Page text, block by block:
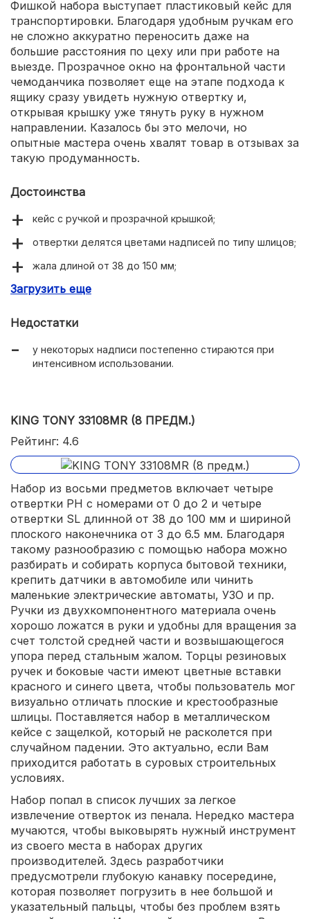
Фишкой набора выступает пластиковый кейс для
транспортировки. Благодаря удобным ручкам его
не сложно аккуратно переносить даже на
большие расстояния по цеху или при работе на
выезде. Прозрачное окно на фронтальной части
чемоданчика позволяет еще на этапе подхода к
ящику сразу увидеть нужную отвертку и,
открывая крышку уже тянуть руку в нужном
направлении. Казалось бы это мелочи, но
опытные мастера очень хвалят товар в отзывах за
такую продуманность.
Достоинства
кейс с ручкой и прозрачной крышкой;
отвертки делятся цветами надписей по типу шлицов;
жала длиной от 38 до 150 мм;
рукоятки удобно лежат в руке.
Загрузить еще
Недостатки
у некоторых надписи постепенно стираются при
интенсивном использовании.
KING TONY 33108MR (8 ПРЕДМ.)
Рейтинг: 4.6
Набор из восьми предметов включает четыре
отвертки PH с номерами от 0 до 2 и четыре
отвертки SL длинной от 38 до 100 мм и шириной
плоского наконечника от 3 до 6.5 мм. Благодаря
такому разнообразию с помощью набора можно
разбирать и собирать корпуса бытовой техники,
крепить датчики в автомобиле или чинить
маленькие электрические автоматы, УЗО и пр.
Ручки из двухкомпонентного материала очень
хорошо ложатся в руки и удобны для вращения за
счет толстой средней части и возвышающегося
упора перед стальным жалом. Торцы резиновых
ручек и боковые части имеют цветные вставки
красного и синего цвета, чтобы пользователь мог
визуально отличать плоские и крестообразные
шлицы. Поставляется набор в металлическом
кейсе с защелкой, который не расколется при
случайном падении. Это актуально, если Вам
приходится работать в суровых строительных
условиях.
Набор попал в список лучших за легкое
извлечение отверток из пенала. Нередко мастера
мучаются, чтобы выковырять нужный инструмент
из своего места в наборах других
производителей. Здесь разработчики
предусмотрели глубокую канавку посередине,
которая позволяет погрузить в нее большой и
указательный пальцы, чтобы без проблем взять